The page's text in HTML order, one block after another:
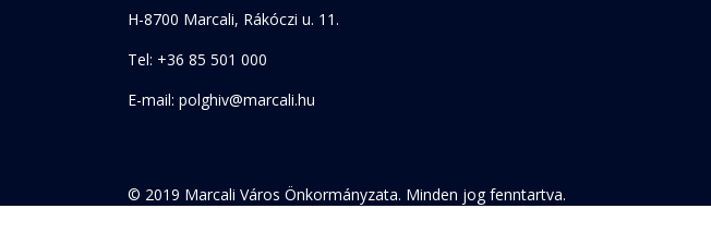
H-8700 Marcali, Rákóczi u. 11.
Tel: +36 85 501 000
E-mail: polghiv@marcali.hu
© 2019 Marcali Város Önkormányzata. Minden jog fenntartva.